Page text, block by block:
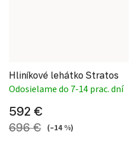
Hliníkové lehátko Stratos
Odosielame do 7-14 prac. dní
592 €
696 € (–14 %)